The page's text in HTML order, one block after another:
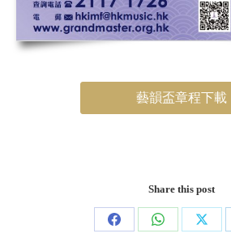
藝韻盃章程下載
Share this post
Share
Share
Share